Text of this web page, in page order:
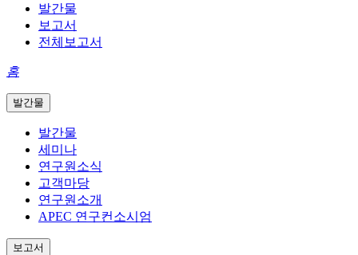
발간물
보고서
전체보고서
홈
발간물
발간물
세미나
연구원소식
고객마당
연구원소개
APEC 연구컨소시엄
보고서